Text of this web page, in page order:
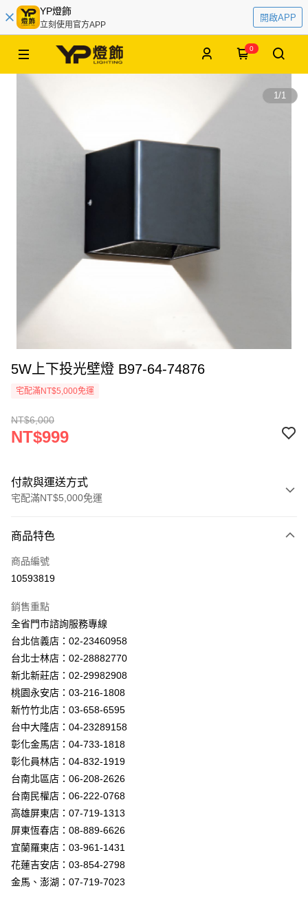
YP燈飾
立刻使用官方APP
開啟APP
0
1/1
5W上下投光壁燈 B97-64-74876
宅配滿NT$5,000免運
NT$6,000
NT$999
付款與運送方式
宅配滿NT$5,000免運
信用卡一次付款
LINE Pay
街口支付
悠遊付
Google Pay
全盈+PAY
AFTEE先享後付
相關說明
【關於「AFTEE先享後付」】
AFTEE先享後付是「在收到商品之後才付款」的支付方式。 讓您購物簡單
便利好安心！
１．簡單：不需註冊會員、不需綁卡、不需儲值。
３．安心：先確認商品／服務後，再付款。
【「AFTEE先享後付」結帳流程】
１．於結帳方式選擇「AFTEE先享後付」後，將跳轉至「AFTEE先享後付」
結帳頁面，進行簡訊認證並確認金額後，即可完成結帳。
２．訂單成立數日內，您將收到繳費通知簡訊。
ATM付款
運送方式
新竹貨運宅配
商品特色
商品編號
10593819
銷售重點
全省門市諮詢服務專線
台北信義店：02-23460958
台北士林店：02-28882770
新北新莊店：02-29982908
桃園永安店：03-216-1808
新竹竹北店：03-658-6595
台中大隆店：04-23289158
彰化金馬店：04-733-1818
彰化員林店：04-832-1919
台南北區店：06-208-2626
台南民權店：06-222-0768
高雄屏東店：07-719-1313
屏東恆春店：08-889-6626
宜蘭羅東店：03-961-1431
花蓮吉安店：03-854-2798
金馬、澎湖：07-719-7023